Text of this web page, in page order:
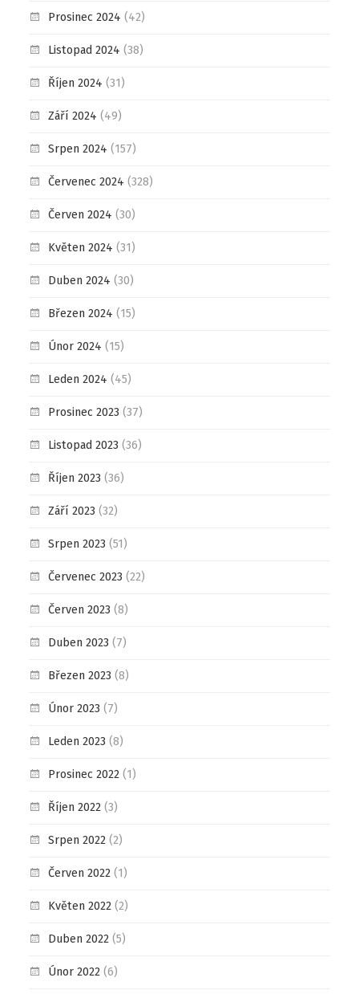
Prosinec 2024 (42)
Listopad 2024 (38)
Říjen 2024 (31)
Září 2024 (49)
Srpen 2024 (157)
Červenec 2024 (328)
Červen 2024 (30)
Květen 2024 (31)
Duben 2024 (30)
Březen 2024 (15)
Únor 2024 (15)
Leden 2024 (45)
Prosinec 2023 (37)
Listopad 2023 (36)
Říjen 2023 (36)
Září 2023 (32)
Srpen 2023 (51)
Červenec 2023 (22)
Červen 2023 (8)
Duben 2023 (7)
Březen 2023 (8)
Únor 2023 (7)
Leden 2023 (8)
Prosinec 2022(1)
Říjen 2022(3)
Srpen 2022(2)
Červen 2022(1)
Květen 2022(2)
Duben 2022(5)
Únor 2022(6)